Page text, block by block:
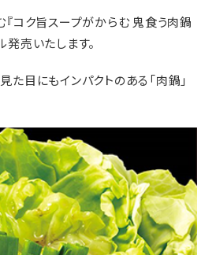
コク旨スープがからむ 鬼食う肉鍋
売いたします。
目にもインパクトのある「肉鍋」